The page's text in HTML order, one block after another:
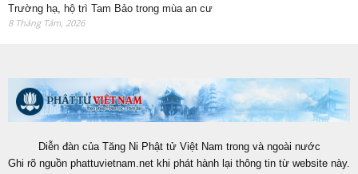
Trường hạ, hộ trì Tam Bảo trong mùa an cư
8 Tháng Tám, 2026
Diễn đàn của Tăng Ni Phật tử Việt Nam trong và ngoài nước
Ghi rõ nguồn phattuvietnam.net khi phát hành lại thông tin từ website này.